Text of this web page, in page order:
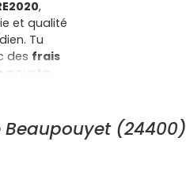
,
et qualité
Tu
des frais
pour ta
le temps:
(24400)